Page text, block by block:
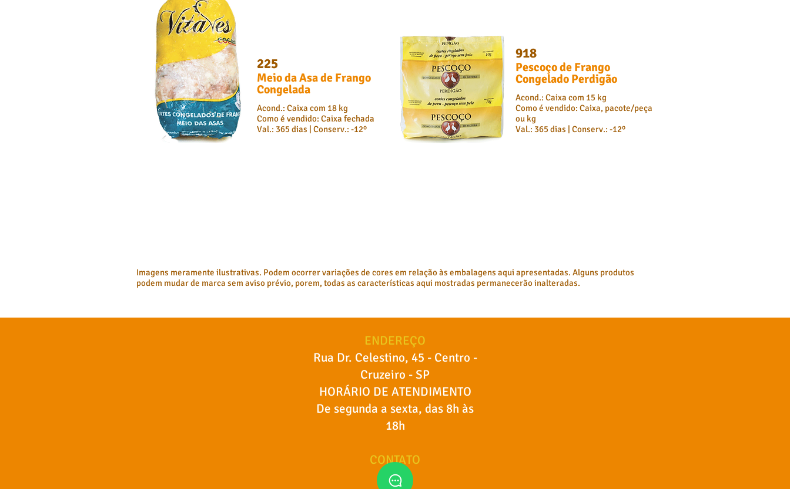
225
Meio da Asa de Frango
Congelada
Acond.: Caixa com 18 kg
Como é vendido: Caixa fechada
Val.: 365 dias | Conserv.: -12º
918
Pescoço de Frango
Congelado Perdigão
Acond.: Caixa com 15 kg
Como é vendido: Caixa, pacote/peça
ou kg
Val.: 365 dias | Conserv.: -12º
Imagens meramente ilustrativas. Podem ocorrer variações de cores em relação às embalagens aqui apresentadas. Alguns produtos
podem mudar de marca sem aviso prévio, porem, todas as características aqui mostradas permanecerão inalteradas.
ENDEREÇO
Rua Dr. Celestino, 45 - Centro -
Cruzeiro - SP
HORÁRIO DE ATENDIMENTO
De segunda a sexta, das 8h às
18h
CONTATO